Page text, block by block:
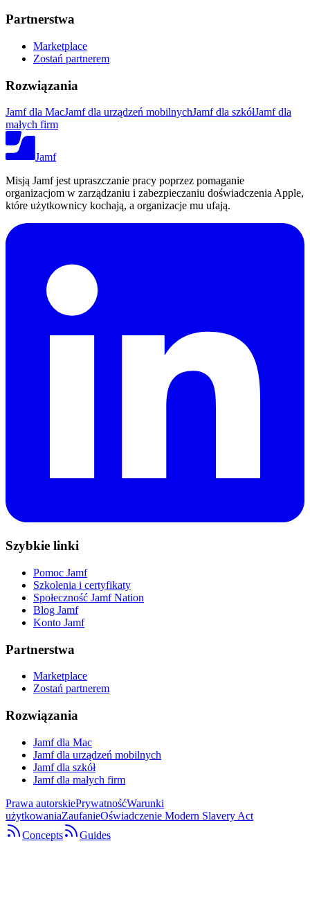
Partnerstwa
Marketplace
Zostań partnerem
Rozwiązania
Jamf dla MacJamf dla urządzeń mobilnychJamf dla szkółJamf dla
małych firm
Jamf
Misją Jamf jest upraszczanie pracy poprzez pomaganie
organizacjom w zarządzaniu i zabezpieczaniu doświadczenia Apple,
które użytkownicy kochają, a organizacje mu ufają.
Szybkie linki
Pomoc Jamf
Szkolenia i certyfikaty
Społeczność Jamf Nation
Blog Jamf
Konto Jamf
Partnerstwa
Marketplace
Zostań partnerem
Rozwiązania
Jamf dla Mac
Jamf dla urządzeń mobilnych
Jamf dla szkół
Jamf dla małych firm
Prawa autorskiePrywatnośćWarunki
użytkowaniaZaufanieOświadczenie Modern Slavery Act
Concepts
Guides